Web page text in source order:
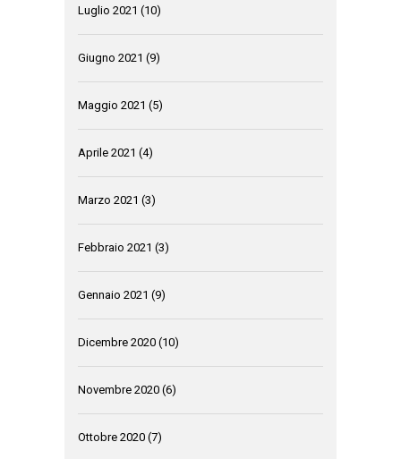
Luglio 2021 (10)
Giugno 2021 (9)
Maggio 2021 (5)
Aprile 2021 (4)
Marzo 2021 (3)
Febbraio 2021 (3)
Gennaio 2021 (9)
Dicembre 2020 (10)
Novembre 2020 (6)
Ottobre 2020 (7)